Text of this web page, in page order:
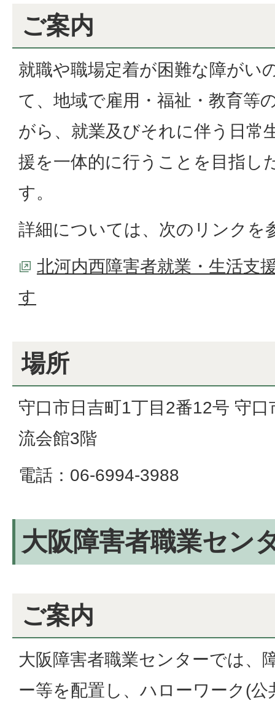
ご案内
就職や職場定着が困難な障がい
て、地域で雇用・福祉・教育等
がら、就業及びそれに伴う日常
援を一体的に行うことを目指し
す。
詳細については、次のリンクを
北河内西障害者就業・生活支
す
場所
守口市日吉町1丁目2番12号 守
流会館3階
電話：06-6994-3988
大阪障害者職業セン
ご案内
大阪障害者職業センターでは、
ー等を配置し、ハローワーク(公